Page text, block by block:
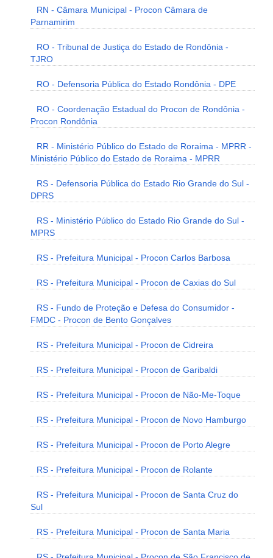
RN - Câmara Municipal - Procon Câmara de
Parnamirim
RO - Tribunal de Justiça do Estado de Rondônia -
TJRO
RO - Defensoria Pública do Estado Rondônia - DPE
RO - Coordenação Estadual do Procon de Rondônia -
Procon Rondônia
RR - Ministério Público do Estado de Roraima - MPRR -
Ministério Público do Estado de Roraima - MPRR
RS - Defensoria Pública do Estado Rio Grande do Sul -
DPRS
RS - Ministério Público do Estado Rio Grande do Sul -
MPRS
RS - Prefeitura Municipal - Procon Carlos Barbosa
RS - Prefeitura Municipal - Procon de Caxias do Sul
RS - Fundo de Proteção e Defesa do Consumidor -
FMDC - Procon de Bento Gonçalves
RS - Prefeitura Municipal - Procon de Cidreira
RS - Prefeitura Municipal - Procon de Garibaldi
RS - Prefeitura Municipal - Procon de Não-Me-Toque
RS - Prefeitura Municipal - Procon de Novo Hamburgo
RS - Prefeitura Municipal - Procon de Porto Alegre
RS - Prefeitura Municipal - Procon de Rolante
RS - Prefeitura Municipal - Procon de Santa Cruz do
Sul
RS - Prefeitura Municipal - Procon de Santa Maria